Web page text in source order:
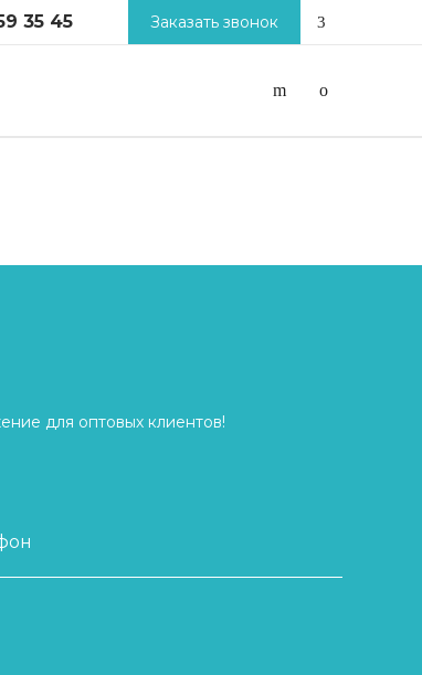
35 45 Заказать звонок
для оптовых клиентов!